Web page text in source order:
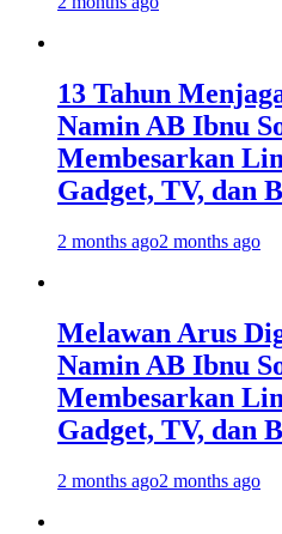
13 Tahun
Namin AB Ibnu
Membesarkan
Gadget, TV, dan
2 months ago2 months ago
Melawan Arus
Namin AB Ibnu
Membesarkan
Gadget, TV, dan
2 months ago2 months ago